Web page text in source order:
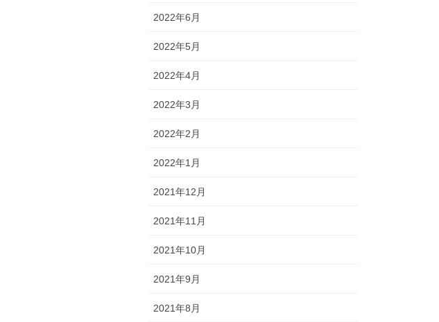
2022年6月
2022年5月
2022年4月
2022年3月
2022年2月
2022年1月
2021年12月
2021年11月
2021年10月
2021年9月
2021年8月